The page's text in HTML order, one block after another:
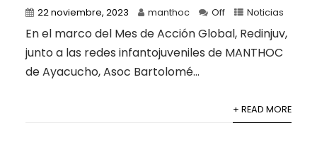
22 noviembre, 2023 manthoc Off Noticias
En el marco del Mes de Acción Global, Redinjuv,
junto a las redes infantojuveniles de MANTHOC
de Ayacucho, Asoc Bartolomé...
+ READ MORE